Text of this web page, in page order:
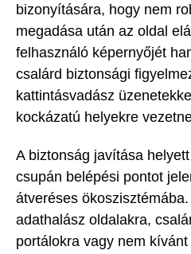
bizonyítására, hogy nem
megadása után az oldal
felhasználó képernyőjét
csalárd biztonsági
kattintásvadász
kockázatú helyekre
A biztonság javítása
csupán belépési pontot
átveréses
adathalász oldalakra,
portálokra vagy nem